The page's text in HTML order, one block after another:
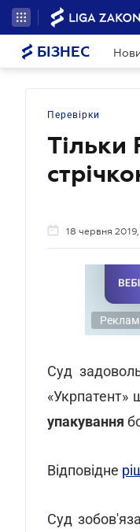
БІЗНЕС
Перевірки
Тільки
18 червня 2019,
Суд
«Укрпатент»
упакування
Відповідне
Суд